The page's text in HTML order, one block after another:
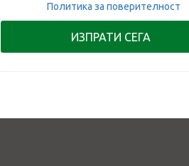
Политика за поверителност